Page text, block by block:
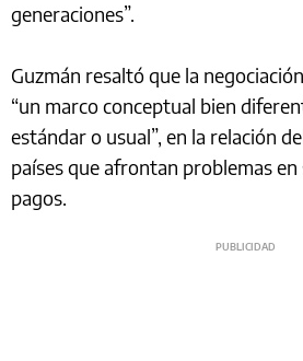
generaciones”.
Guzmán resaltó que la
“un marco conceptual bien
estándar o usual”, en la relación
países que afrontan problemas en
pagos.